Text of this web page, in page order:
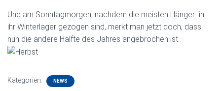
Und am Sonntagmorgen, nachdem die meisten Hänger in
ihr Winterlager gezogen sind, merkt man jetzt doch, dass
nun die andere Hälfte des Jahres angebrochen ist.
Kategorien: NEWS